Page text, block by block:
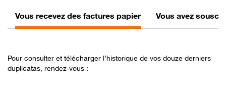
Vous recevez des factures papier Vous avez
Pour consulter et télécharger l’historique de vos douze derniers
duplicatas, rendez-vous :